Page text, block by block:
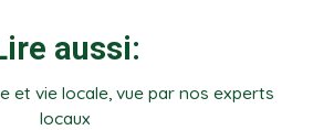
aussi:
et vie locale, vue par nos experts
locaux